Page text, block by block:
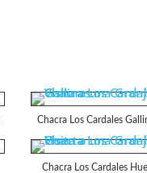
Chacra Los Cardales
Chacra Los Cardales